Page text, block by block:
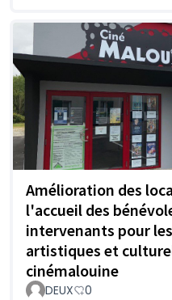
Amélioration des
l'accueil des
intervenants pour
artistiques et
cinémalouine
DEUX 0